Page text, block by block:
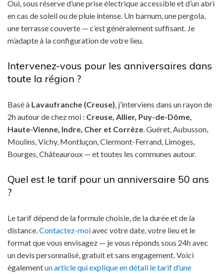
Oui, sous réserve d’une prise électrique accessible et d’un abri
en cas de soleil ou de pluie intense. Un barnum, une pergola,
une terrasse couverte — c’est généralement suffisant. Je
m’adapte à la configuration de votre lieu.
Intervenez-vous pour les anniversaires dans
toute la région ?
Basé à Lavaufranche (Creuse), j’interviens dans un rayon de
2h autour de chez moi : Creuse, Allier, Puy-de-Dôme,
Haute-Vienne, Indre, Cher et Corrèze. Guéret, Aubusson,
Moulins, Vichy, Montluçon, Clermont-Ferrand, Limoges,
Bourges, Châteauroux — et toutes les communes autour.
Quel est le tarif pour un anniversaire 50 ans
?
Le tarif dépend de la formule choisie, de la durée et de la
distance.Contactez-moiavec votre date, votre lieu et le
format que vous envisagez — je vous réponds sous 24h avec
un devis personnalisé, gratuit et sans engagement. Voici
égalementun article qui explique en détail le tarif d’une